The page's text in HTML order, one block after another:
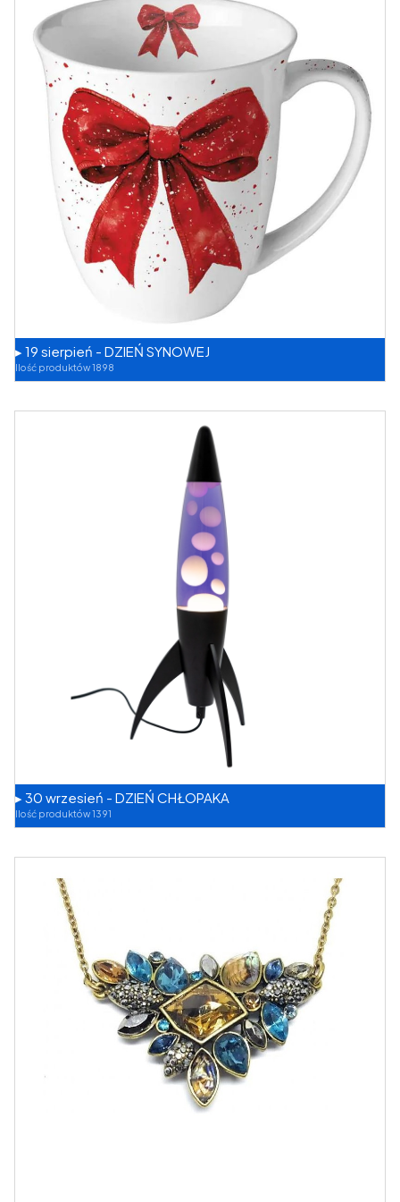
▸ 19 sierpień - DZIEŃ SYNOWEJ
Ilość produktów 1898
▸ 30 wrzesień - DZIEŃ CHŁOPAKA
Ilość produktów 1391